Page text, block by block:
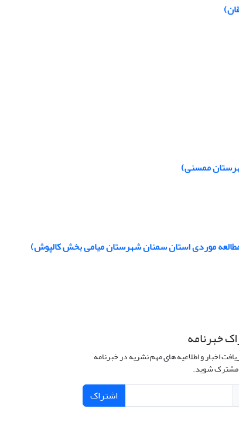
ممسنی)
(مطالعه موردی استان سمنان شهرستان میامی بخش کالپوش)
خبرنامه
اخبار و اطلاعیه های مهم نشریه در خبرنامه
شوید.
اشتراک